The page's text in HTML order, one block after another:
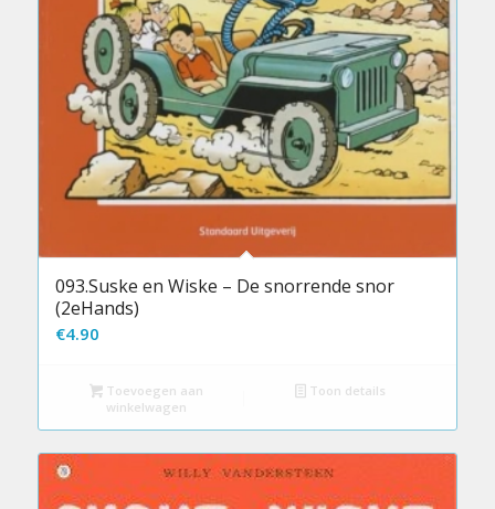
093.Suske en Wiske – De snorrende snor
(2eHands)
€4.90
Toevoegen aan
winkelwagen
Toon details